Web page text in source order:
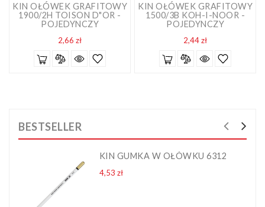
KIN OŁÓWEK GRAFITOWY
1900/2H TOISON D"OR -
POJEDYNCZY
2,66 złCena
KIN OŁÓWEK GRAFITOWY
1500/3B KOH-I-NOOR -
POJEDYNCZY
2,44 złCena
BESTSELLER
KIN GUMKA W OŁÓWKU 6312
4,53 złCena